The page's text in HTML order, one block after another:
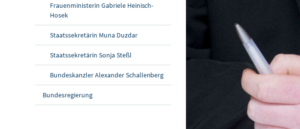
Frauenministerin Gabriele Heinisch-
Hosek
Staatssekretärin Muna Duzdar
Staatssekretärin Sonja Steßl
Bundeskanzler Alexander Schallenberg
Bundesregierung